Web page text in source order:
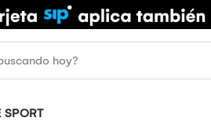
SPORT